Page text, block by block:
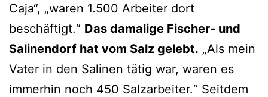
Caja“, „waren 1.500 Arbeiter dort
beschäftigt.“ Das damalige Fischer- und
Salinendorf hat vom Salz gelebt. „Als mein
Vater in den Salinen tätig war, waren es
immerhin noch 450 Salzarbeiter.“ Seitdem